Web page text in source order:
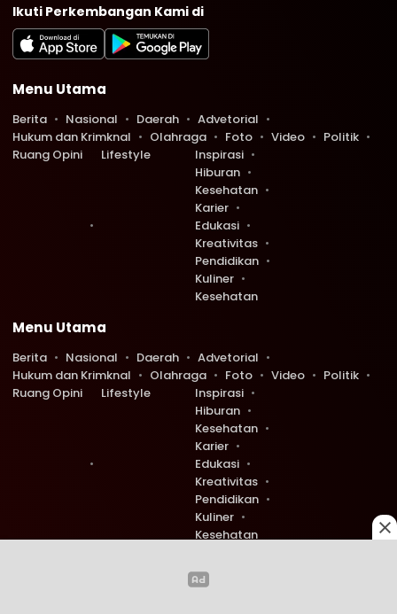
0
Ikuti Perkembangan Kami di
Menu Utama
Berita Nasional Daerah
Advetorial
Hukum dan Krimknal
Olahraga Foto Video
Politik
Ruang Opini
Lifestyle
Inspirasi
Hiburan
Kesehatan
Karier
Edukasi
Kreativitas
Pendidikan
Kuliner
Kesehatan
Menu Utama
Berita Nasional Daerah
Advetorial
Hukum dan Krimknal
Olahraga Foto Video
Politik
Ruang Opini
Lifestyle
Inspirasi
Hiburan
Kesehatan
Karier
Edukasi
Kreativitas
Pendidikan
Kuliner
Kesehatan